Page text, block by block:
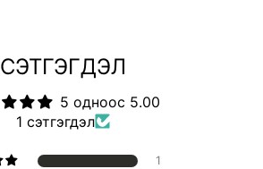
СЭТГЭГДЭЛ
5 одноос 5.00
1 сэтгэгдэл
1